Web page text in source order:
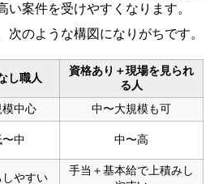
い案件を受けやすくなります。
次のような構図になりがちです。
し職人
資格あり＋現場を見られ
る人
模中心
中〜大規模も可
〜中 中〜高
やすい
手当＋基本給で上積みし